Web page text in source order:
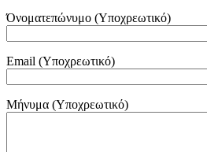
Όνοματεπώνυμο (Υποχρεωτικό)
Email (Υποχρεωτικό)
Μήνυμα (Υποχρεωτικό)